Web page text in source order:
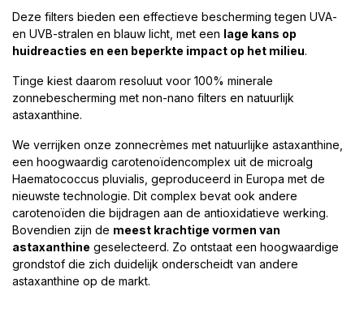
Deze filters bieden een effectieve bescherming tegen UVA-
en UVB-stralen en blauw licht, met een lage kans op
huidreacties en een beperkte impact op het milieu.
Tinge kiest daarom resoluut voor 100% minerale
zonnebescherming met non-nano filters en natuurlijk
astaxanthine.
We verrijken onze zonnecrèmes met natuurlijke astaxanthine,
een hoogwaardig carotenoïdencomplex uit de microalg
Haematococcus pluvialis, geproduceerd in Europa met de
nieuwste technologie. Dit complex bevat ook andere
carotenoïden die bijdragen aan de antioxidatieve werking.
Bovendien zijn de meest krachtige vormen van
astaxanthine geselecteerd. Zo ontstaat een hoogwaardige
grondstof die zich duidelijk onderscheidt van andere
astaxanthine op de markt.